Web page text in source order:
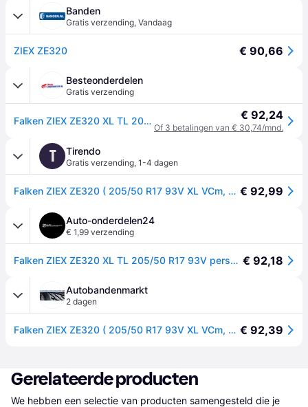
Banden
Gratis verzending, Vandaag
ZIEX ZE320 € 90,66
Besteonderdelen
Gratis verzending
Falken ZIEX ZE320 XL TL 205/50 R17 93V personenwagen Zomerbanden Banden 358170 € 92,24
Of 3 betalingen van € 30,74/mnd.
T Tirendo
Gratis verzending, 1-4 dagen
Falken ZIEX ZE320 ( 205/50 R17 93V XL VCm, met velgrandbescherming (MFS) BLK ) € 92,99
Auto-onderdelen24
€ 1,99 verzending
Falken ZIEX ZE320 XL TL 205/50 R17 93V personenwagen Zomerbanden Banden 358170 € 92,18
Autobandenmarkt
2 dagen
Falken ZIEX ZE320 ( 205/50 R17 93V XL VCm, met velgrandbescherming (MFS) BLK ) € 92,39
Gerelateerde producten
We hebben een selectie van producten samengesteld die je